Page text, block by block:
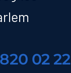
02 22